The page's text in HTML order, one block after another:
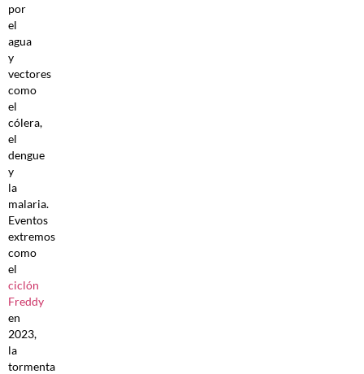
por
el
agua
y
vectores
como
el
cólera,
el
dengue
y
la
malaria.
Eventos
extremos
como
el
ciclón
Freddy
en
2023,
la
tormenta